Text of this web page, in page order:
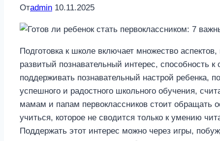
Отadmin 10.11.2025
Подготовка к школе включает множество
развитый познавательный интерес, способность
поддерживать познавательный настрой
успешного и радостного школьного обучения,
мамам и папам первоклассников стоит обращать
учиться, которое не сводится только к умению
Поддержать этот интерес можно через игры,